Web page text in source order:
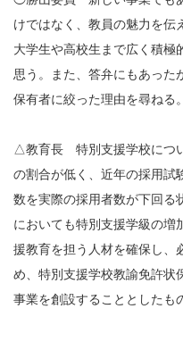
けではなく、教員の魅力を伝
大学生や高校生まで広く積極
思う。また、答弁にもあった
保有者に絞った理由を尋ねる。
△教育長 特別支援学校につ
の割合が低く、近年の採用試
数を実際の採用者数が下回る
においても特別支援学級の増
援教育を担う人材を確保し、
め、特別支援学校教諭免許状
事業を創設することとしたも